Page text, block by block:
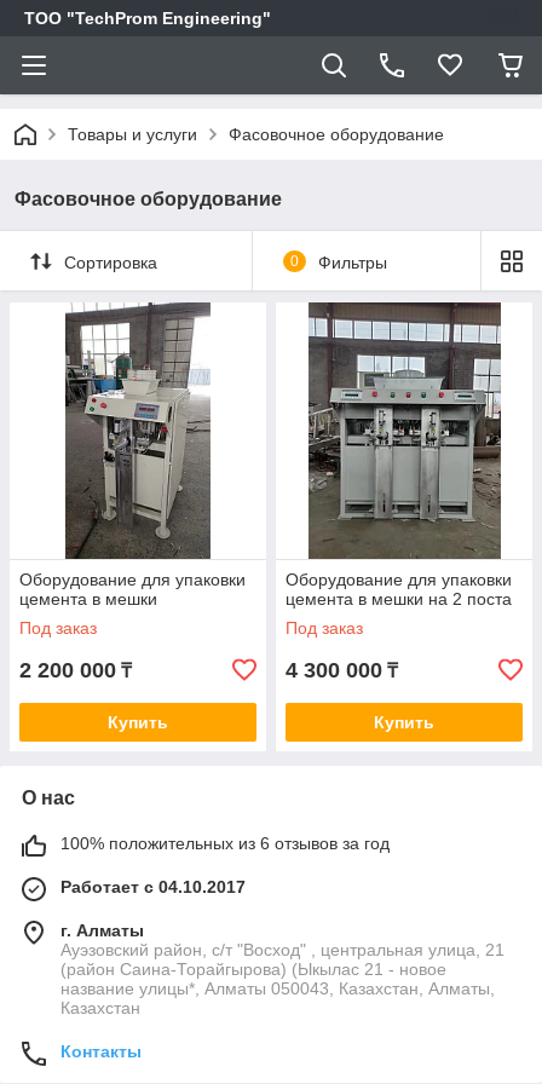
ТОО "TechProm Engineering"
Товары и услуги Фасовочное оборудование
Фасовочное оборудование
Сортировка 0 Фильтры
Оборудование для упаковки
цемента в мешки
Под заказ
2 200 000 ₸
Купить
Оборудование для упаковки
цемента в мешки на 2 поста
Под заказ
4 300 000 ₸
Купить
О нас
100% положительных из 6 отзывов за год
Работает с 04.10.2017
г. Алматы
Ауэзовский район, с/т "Восход" , центральная улица, 21
(район Саина-Торайгырова) (Ыкылас 21 - новое
название улицы*, Алматы 050043, Казахстан, Алматы,
Казахстан
Контакты